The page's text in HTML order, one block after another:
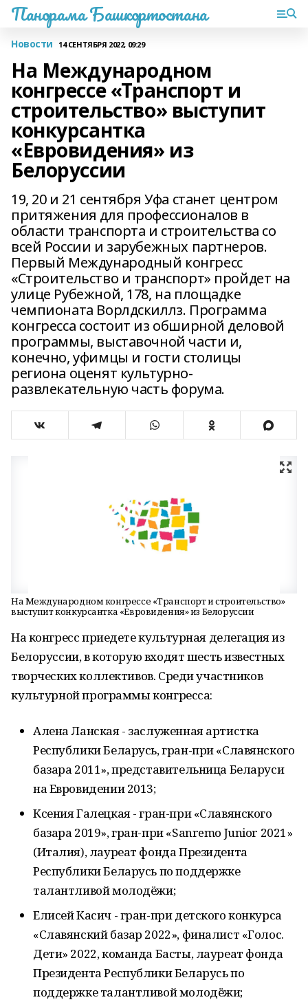
Панорама Башкортостана
Новости 14 СЕНТЯБРЯ 2022, 09:29
На Международном
конгрессе «Транспорт и
строительство» выступит
конкурсантка
«Евровидения» из
Белоруссии
19, 20 и 21 сентября Уфа станет центром
притяжения для профессионалов в
области транспорта и строительства со
всей России и зарубежных партнеров.
Первый Международный конгресс
«Строительство и транспорт» пройдет на
улице Рубежной, 178, на площадке
чемпионата Ворлдскиллз. Программа
конгресса состоит из обширной деловой
программы, выставочной части и,
конечно, уфимцы и гости столицы
региона оценят культурно-
развлекательную часть форума.
На Международном конгрессе «Транспорт и строительство»
выступит конкурсантка «Евровидения» из Белоруссии
На конгресс приедете культурная делегация из
Белоруссии, в которую входят шесть известных
творческих коллективов. Среди участников
культурной программы конгресса:
Алена Ланская - заслуженная артистка
Республики Беларусь, гран-при «Славянского
базара 2011», представительница Беларуси
на Евровидении 2013;
Ксения Галецкая - гран-при «Славянского
базара 2019», гран-при «Sanremo Junior 2021»
(Италия), лауреат фонда Президента
Республики Беларусь по поддержке
талантливой молодёжи;
Елисей Касич - гран-при детского конкурса
«Славянский базар 2022», финалист «Голос.
Дети» 2022, команда Басты, лауреат фонда
Президента Республики Беларусь по
поддержке талантливой молодёжи;